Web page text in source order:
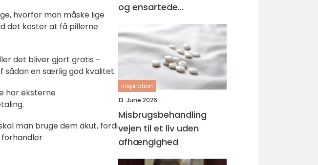
hvorfor man måske lige
det koster at få pillerne
det bliver gjort gratis –
sådan en særlig god kvalitet.
har eksterne
man bruge dem akut, fordi
og ensartede
inspiration
13. June 2026
Misbrugsbehandling
vejen til et liv uden
afhængighed